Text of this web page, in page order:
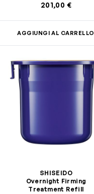
201,00 €
AGGIUNGI AL CARRELLO
SHISEIDO
Overnight Firming
Treatment Refill